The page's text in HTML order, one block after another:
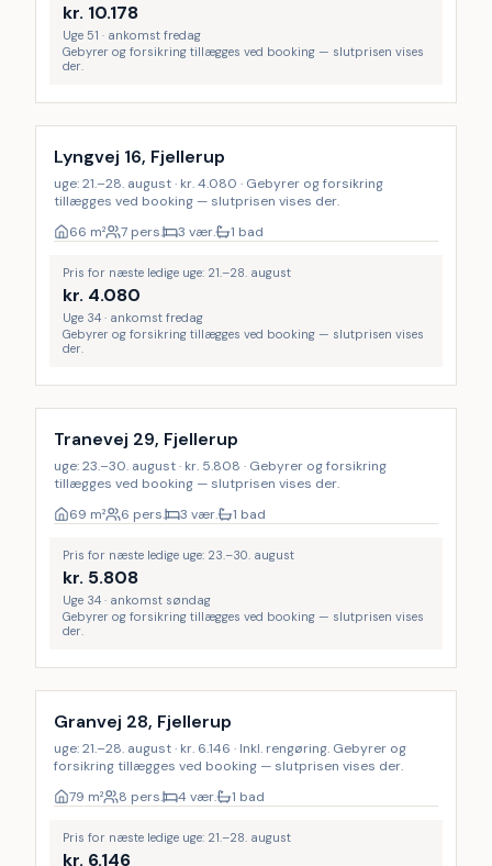
kr. 10.178
Uge 51 · ankomst fredag
Gebyrer og forsikring tillægges ved booking — slutprisen vises
der.
Lyngvej 16, Fjellerup
uge: 21.–28. august · kr. 4.080 · Gebyrer og forsikring
tillægges ved booking — slutprisen vises der.
66 m² 7 pers. 3 vær. 1 bad
Pris for næste ledige uge: 21.–28. august
kr. 4.080
Uge 34 · ankomst fredag
Gebyrer og forsikring tillægges ved booking — slutprisen vises
der.
Tranevej 29, Fjellerup
uge: 23.–30. august · kr. 5.808 · Gebyrer og forsikring
tillægges ved booking — slutprisen vises der.
69 m² 6 pers. 3 vær. 1 bad
Pris for næste ledige uge: 23.–30. august
kr. 5.808
Uge 34 · ankomst søndag
Gebyrer og forsikring tillægges ved booking — slutprisen vises
der.
Inkl. rengøring
Granvej 28, Fjellerup
uge: 21.–28. august · kr. 6.146 · Inkl. rengøring. Gebyrer og
forsikring tillægges ved booking — slutprisen vises der.
79 m² 8 pers. 4 vær. 1 bad
Pris for næste ledige uge: 21.–28. august
kr. 6.146